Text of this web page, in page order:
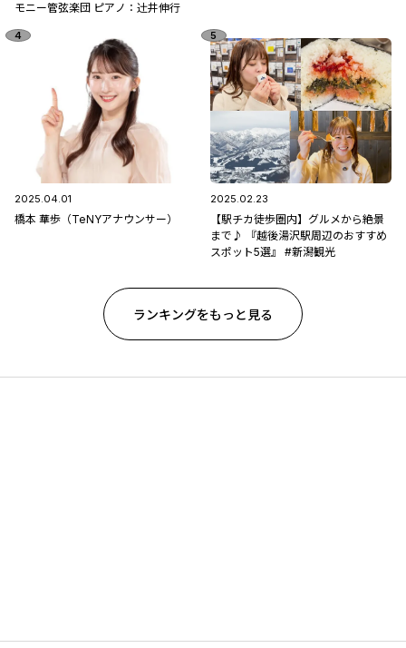
モニー管弦楽団 ピアノ：辻󠄀井伸行
2025.04.01
橋本 華歩（TeNYアナウンサー）
2025.02.23
【駅チカ徒歩圏内】グルメから絶景
まで♪ 『越後湯沢駅周辺のおすすめ
スポット5選』 #新潟観光
ランキングをもっと見る